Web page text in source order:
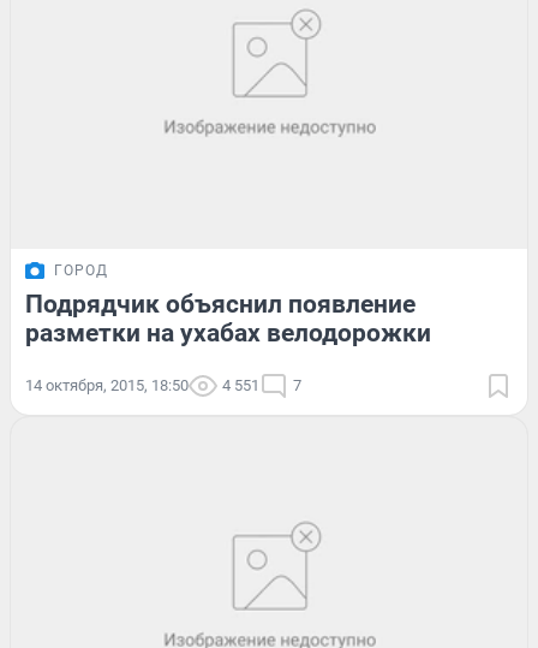
ГОРОД
Подрядчик объяснил появление
разметки на ухабах велодорожки
14 октября, 2015, 18:50 4 551 7